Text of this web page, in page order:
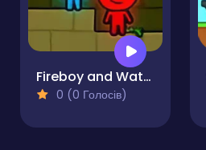
Fireboy and Watergirl Online
0 (0 Голосів)